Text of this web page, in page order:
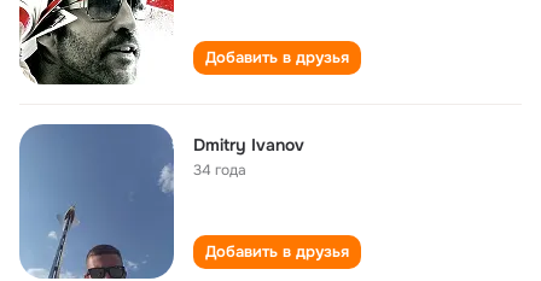
Добавить в друзья
Dmitry Ivanov
34 года
Добавить в друзья